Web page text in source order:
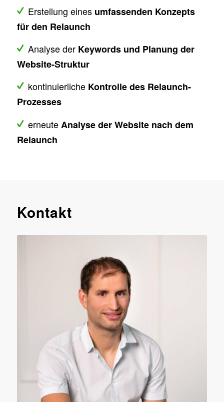
Erstellung eines umfassenden Konzepts
für den Relaunch
Analyse der Keywords und Planung der
Website-Struktur
kontinuierliche Kontrolle des Relaunch-
Prozesses
erneuteAnalyse der Website nach dem
Relaunch
Kontakt